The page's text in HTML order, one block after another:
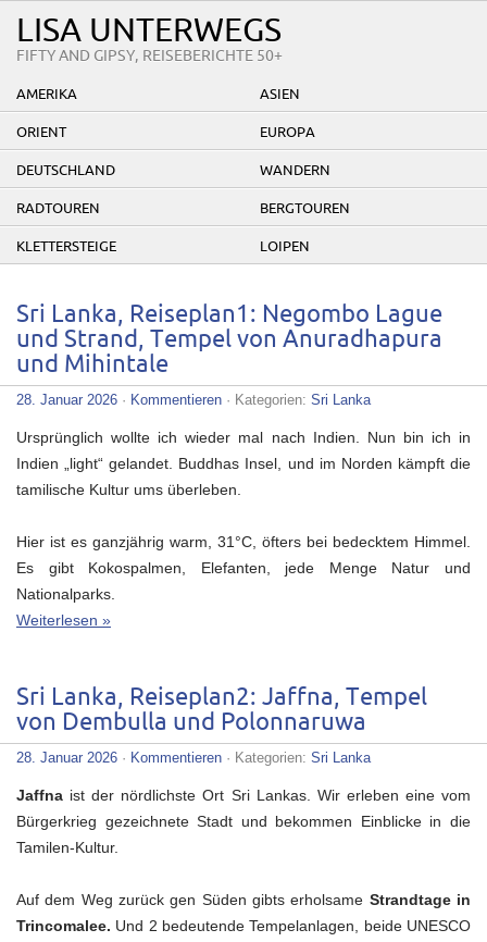
LISA UNTERWEGS
FIFTY AND GIPSY, REISEBERICHTE 50+
AMERIKA ASIEN
ORIENT EUROPA
DEUTSCHLAND WANDERN
RADTOUREN BERGTOUREN
KLETTERSTEIGE LOIPEN
Sri Lanka, Reiseplan1: Negombo Lague
und Strand, Tempel von Anuradhapura
und Mihintale
28. Januar 2026 · Kommentieren · Kategorien: Sri Lanka
Ursprünglich wollte ich wieder mal nach Indien. Nun bin ich in
Indien „light“ gelandet. Buddhas Insel, und im Norden kämpft die
tamilische Kultur ums überleben.
Hier ist es ganzjährig warm, 31°C, öfters bei bedecktem Himmel.
Es gibt Kokospalmen, Elefanten, jede Menge Natur und
Nationalparks.
Weiterlesen »
Sri Lanka, Reiseplan2: Jaffna, Tempel
von Dembulla und Polonnaruwa
28. Januar 2026 · Kommentieren · Kategorien: Sri Lanka
Jaffna ist der nördlichste Ort Sri Lankas. Wir erleben eine vom
Bürgerkrieg gezeichnete Stadt und bekommen Einblicke in die
Tamilen-Kultur.
Auf dem Weg zurück gen Süden gibts erholsame Strandtage in
Trincomalee. Und 2 bedeutende Tempelanlagen, beide UNESCO